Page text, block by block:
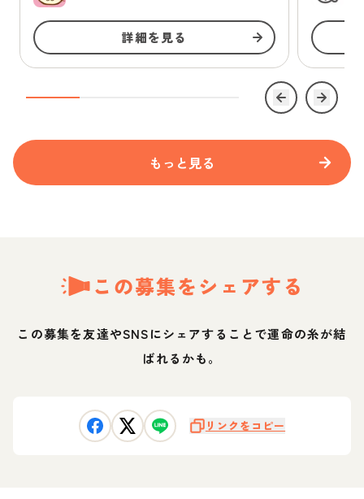
詳細を見る
もっと見る
この募集をシェアする
この募集を友達やSNSにシェアすることで運命の糸が結
ばれるかも。
リンクをコピー